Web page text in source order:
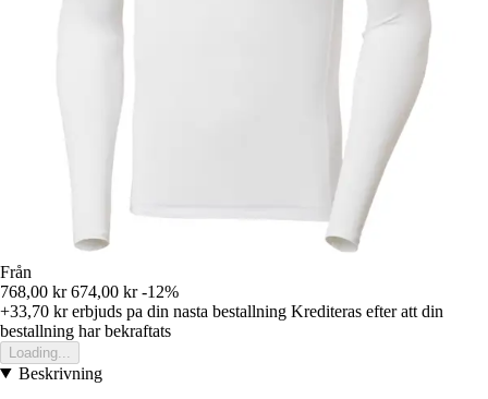
Från
768,00 kr 674,00 kr -12%
+33,70 krerbjuds pa din nasta bestallning Krediteras efter att din
bestallning har bekraftats
Loading...
Beskrivning